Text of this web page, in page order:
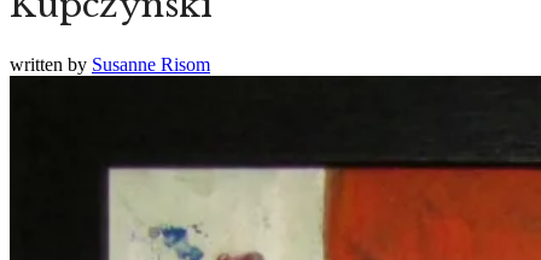
written by Susanne Risom